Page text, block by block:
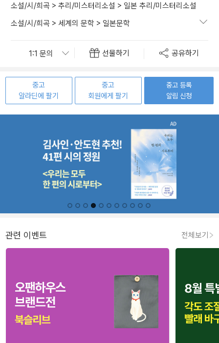
소설/시/희곡 > 추리/미스터리소설 > 일본 추리/미스터리소설
소설/시/희곡 > 세계의 문학 > 일본문학
선물하기 공유하기
중고
알라딘에 팔기
중고
회원에게 팔기
중고 등록
알림 신청
관련 이벤트 전체보기